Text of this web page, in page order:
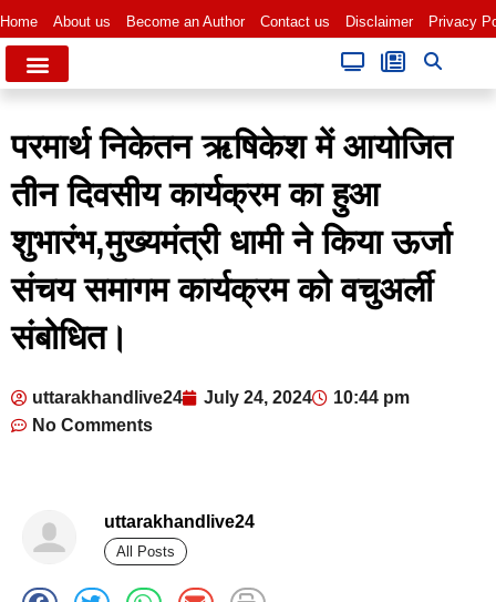
Home About us Become an Author Contact us Disclaimer Privacy
परमार्थ निकेतन ऋषिकेश में आयोजित
तीन दिवसीय कार्यक्रम का हुआ
शुभारंभ,मुख्यमंत्री धामी ने किया ऊर्जा
संचय समागम कार्यक्रम को वचुअर्ली
संबोधित।
uttarakhandlive24 July 24, 2024
10:44 pm
No Comments
uttarakhandlive24
All Posts